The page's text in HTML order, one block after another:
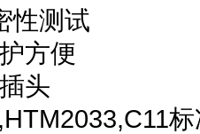
性测试
方便
头
标